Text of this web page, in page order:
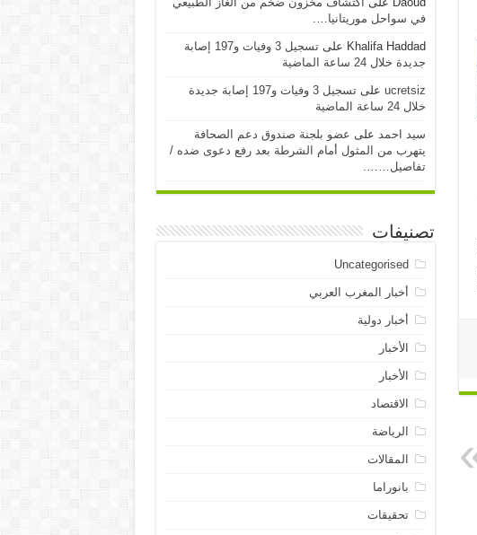
في سواحل موريتانيا….
Khalifa Haddad على
تسجيل 3 وفيات و197 إصابة
جديدة خلال 24 ساعة الماضية
ucretsiz على
تسجيل 3 وفيات و197 إصابة جديدة
خلال 24 ساعة الماضية
سيد احمد على عضو بلجنة صندوق دعم الصحافة
يتهرب من المثول أمام الشرطة بعد رفع دعوى ضده /
تفاصيل…….
تصنيفات
Uncategorised
أخبار المغرب العربي
أخبار دولية
الأخبار
الأخبار
الاقتصاد
الرياضة
المقالات
بانوراما
تحقيقات